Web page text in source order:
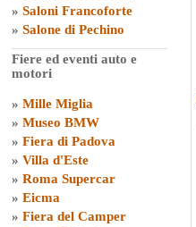
» Saloni Francoforte
» Salone di Pechino
Fiere ed eventi auto e
motori
» Mille Miglia
» Museo BMW
» Fiera di Padova
» Villa d'Este
» Roma Supercar
» Eicma
» Fiera del Camper